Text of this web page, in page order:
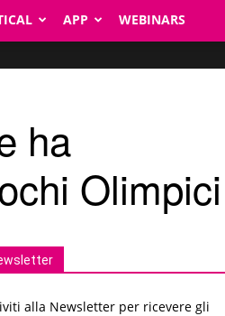
APP WEBINARS
ha
Olimpici
alla Newsletter per ricevere gli